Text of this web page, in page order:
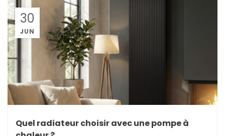
30
JUN
Quel radiateur choisir avec une pompe à